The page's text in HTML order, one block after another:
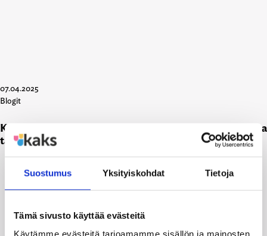
Suostumus Yksityiskohdat Tietoja
Tämä sivusto käyttää evästeitä
Käytämme evästeitä tarjoamamme sisällön ja mainosten
07.04.2025
Blogit
KAKS blogi: Mihin valtuustoa ja valtuutettuja kunnissa
tarvitaan?